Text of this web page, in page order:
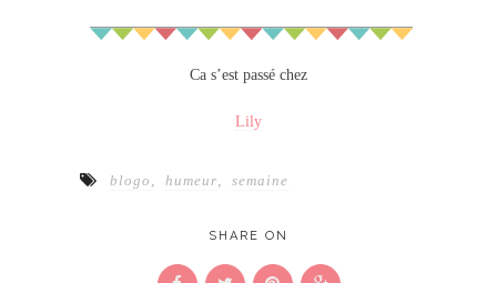
Ca s’est passé chez
Lily
blogo , humeur, semaine
SHARE ON